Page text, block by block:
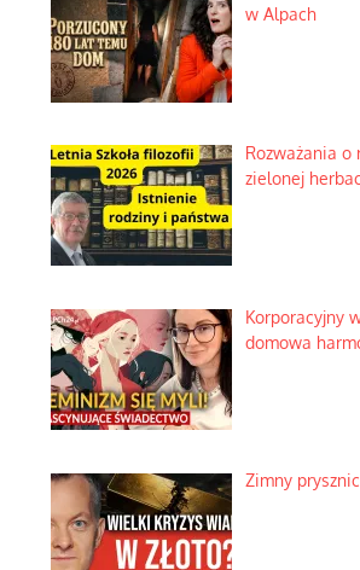
w Alpach
Rozważania o
zielonej
Korporacyjny
domowa
Zimny